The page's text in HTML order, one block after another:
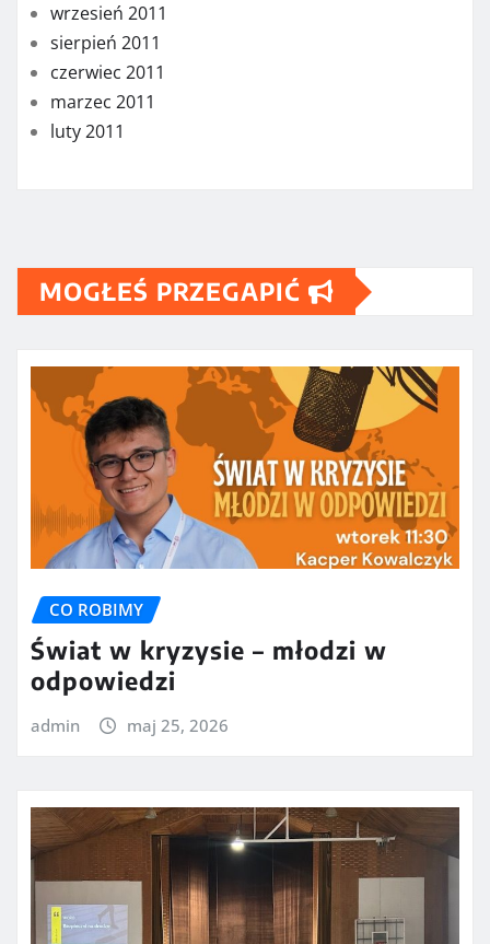
wrzesień 2011
sierpień 2011
czerwiec 2011
marzec 2011
luty 2011
MOGŁEŚ PRZEGAPIĆ
CO ROBIMY
Świat w kryzysie – młodzi w
odpowiedzi
admin maj 25, 2026